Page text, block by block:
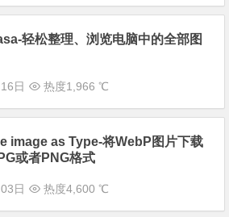
轻松整理、浏览电脑中的全部图
日 热度1,966 ℃
image as Type-将WebP图片下载
或者PNG格式
日 热度4,600 ℃